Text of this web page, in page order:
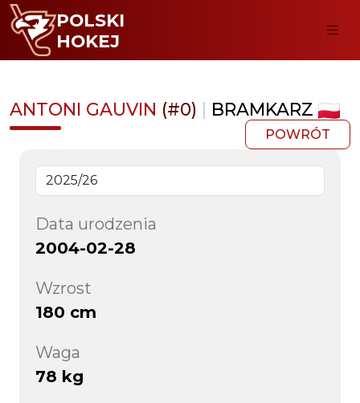
POLSKI
HOKEJ
ANTONI GAUVIN (#0) | BRAMKARZ
POWRÓT
Data urodzenia
2004-02-28
Wzrost
180 cm
Waga
78 kg